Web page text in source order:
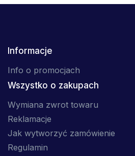
Informacje
Info o promocjach
Wszystko o zakupach
Wymiana zwrot towaru
Reklamacje
Jak wytworzyć zamówienie
Regulamin